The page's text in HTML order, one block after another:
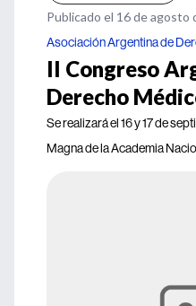
Publicado el 16 de agosto
Asociación Argentina de
II Congreso
Derecho
Se realizará el 16 y 17 de
Magna de la Academia